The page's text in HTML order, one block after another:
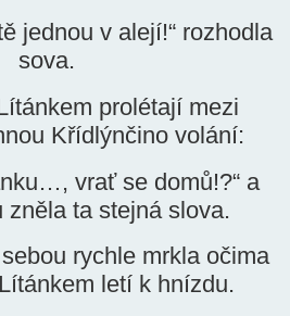
jednou v alejí!“ rozhodla
sova.
prolétají mezi
Křídlýnčino volání:
vrať se domů!?“ a
zněla ta stejná slova.
rychle mrkla očima
letí k hnízdu.